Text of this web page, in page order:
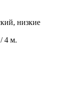
низкие
4 м.